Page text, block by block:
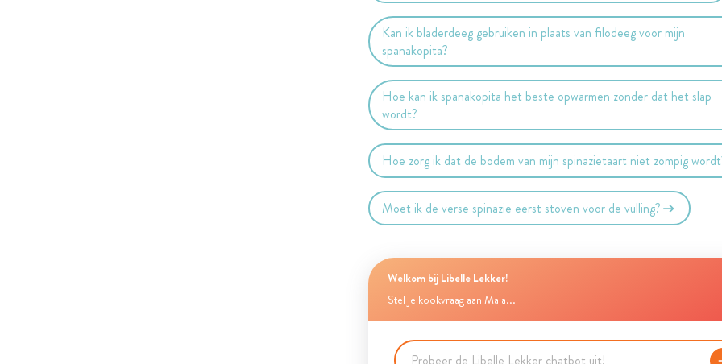
Kan ik bladerdeeg gebruiken in plaats van filodeeg voor mijn
spanakopita?
Hoe kan ik spanakopita het beste opwarmen zonder dat het slap
wordt?
Hoe zorg ik dat de bodem van mijn spinazietaart niet zompig
Moet ik de verse spinazie eerst stoven voor de vulling?
Welkom bij Libelle Lekker!
Stel je kookvraag aan Maia...